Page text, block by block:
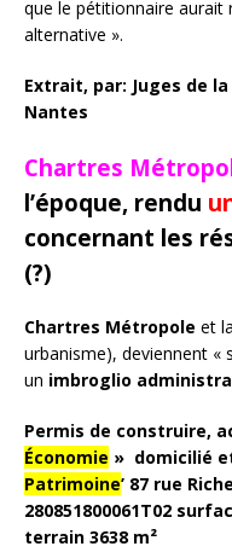
que le pétitionnaire aurait
alternative ».
Extrait, par: Juges de
Nantes
Chartres
l’époque, rendu
concernant les
(?)
Chartres Métropole et la
urbanisme), deviennent «
un imbroglio
Permis de construire,
Économie » domicilié
Patrimoine’ 87 rue
280851800061T02
terrain 3638 m²